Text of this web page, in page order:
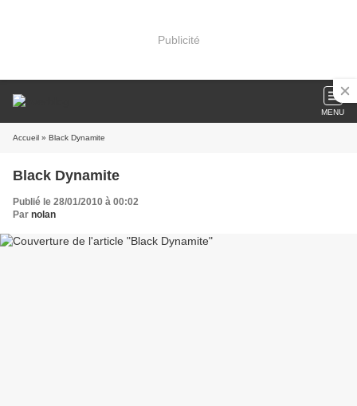
Publicité
MENU
Accueil » Black Dynamite
Black Dynamite
Publié le 28/01/2010 à 00:02
Par nolan